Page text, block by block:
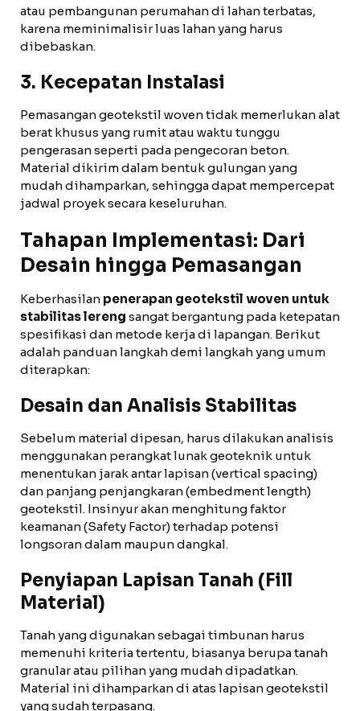
atau pembangunan perumahan di lahan terbatas,
karena meminimalisir luas lahan yang harus
dibebaskan.
3. Kecepatan Instalasi
Pemasangan geotekstil woven tidak memerlukan alat
berat khusus yang rumit atau waktu tunggu
pengerasan seperti pada pengecoran beton.
Material dikirim dalam bentuk gulungan yang
mudah dihamparkan, sehingga dapat mempercepat
jadwal proyek secara keseluruhan.
Tahapan Implementasi: Dari
Desain hingga Pemasangan
Keberhasilan penerapan geotekstil woven untuk
stabilitas lereng sangat bergantung pada ketepatan
spesifikasi dan metode kerja di lapangan. Berikut
adalah panduan langkah demi langkah yang umum
diterapkan:
Desain dan Analisis Stabilitas
Sebelum material dipesan, harus dilakukan analisis
menggunakan perangkat lunak geoteknik untuk
menentukan jarak antar lapisan (vertical spacing)
dan panjang penjangkaran (embedment length)
geotekstil. Insinyur akan menghitung faktor
keamanan (Safety Factor) terhadap potensi
longsoran dalam maupun dangkal.
Penyiapan Lapisan Tanah (Fill
Material)
Tanah yang digunakan sebagai timbunan harus
memenuhi kriteria tertentu, biasanya berupa tanah
granular atau pilihan yang mudah dipadatkan.
Material ini dihamparkan di atas lapisan geotekstil
yang sudah terpasang.